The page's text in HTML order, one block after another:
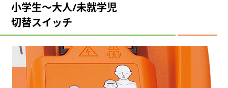
小学生〜大人/未就学児
切替スイッチ